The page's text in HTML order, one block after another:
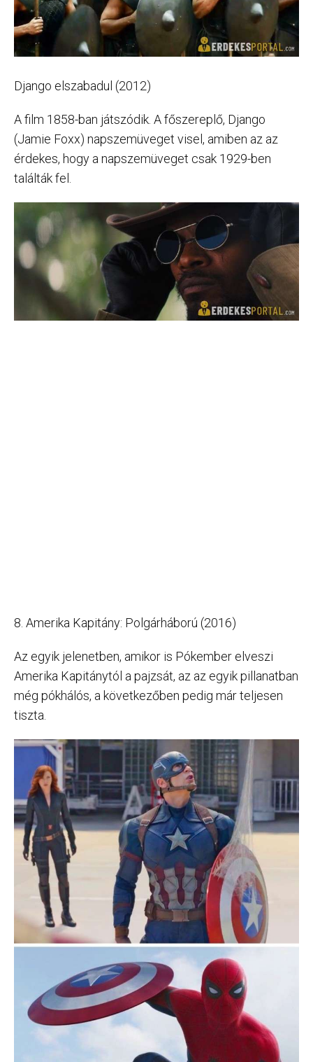
Django elszabadul (2012)
A film 1858-ban játszódik. A főszereplő, Django
(Jamie Foxx) napszemüveget visel, amiben az az
érdekes, hogy a napszemüveget csak 1929-ben
találták fel.
8. Amerika Kapitány: Polgárháború (2016)
Az egyik jelenetben, amikor is Pókember elveszi
Amerika Kapitánytól a pajzsát, az az egyik pillanatban
még pókhálós, a következőben pedig már teljesen
tiszta.